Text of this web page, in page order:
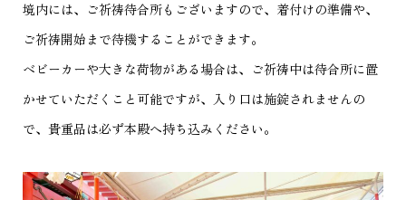
境内には、ご祈祷待合所もございますので、着付けの準備や、
ご祈祷開始まで待機することができます。
ベビーカーや大きな荷物がある場合は、ご祈祷中は待合所に置
かせていただくこと可能ですが、入り口は施錠されませんの
で、貴重品は必ず本殿へ持ち込みください。